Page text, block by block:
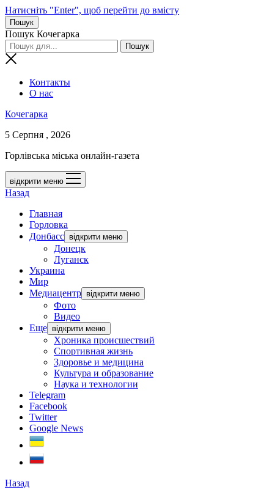
Натисніть "Enter", щоб перейти до вмісту
Пошук
Пошук Кочегарка
Контакты
О нас
Кочегарка
5 Серпня , 2026
Горлівська міська онлайн-газета
відкрити меню
Назад
Главная
Горловка
Донбасс відкрити меню
Донецк
Луганск
Украина
Мир
Медиацентр відкрити меню
Фото
Видео
Еще відкрити меню
Хроника происшествий
Спортивная жизнь
Здоровье и медицина
Культура и образование
Наука и технологии
Telegram
Facebook
Twitter
Google News
Назад